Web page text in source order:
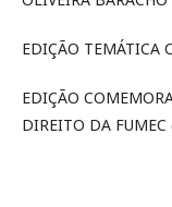
EDIÇÃO TEMÁTICA
EDIÇÃO
DIREITO DA